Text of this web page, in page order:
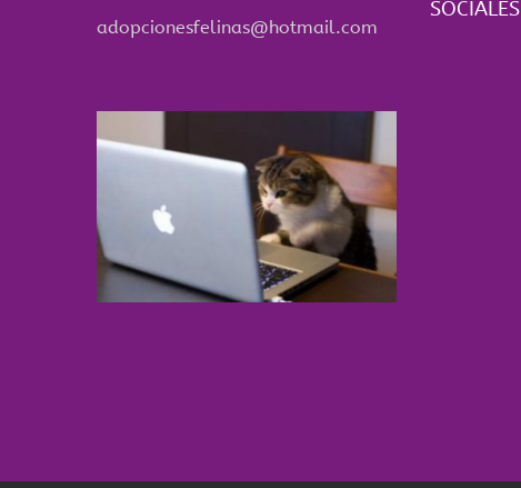
adopcionesfelinas@hotmail.com
SOCIALES